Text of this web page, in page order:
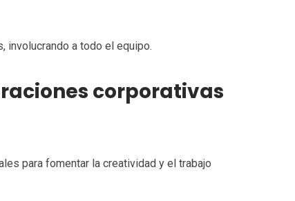
involucrando a todo el equipo.
corporativas
para fomentar la creatividad y el trabajo